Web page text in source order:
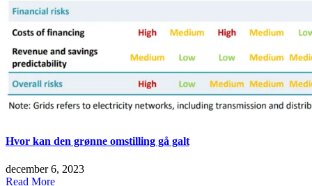
Hvor kan den grønne omstilling gå galt
december 6, 2023
Read More